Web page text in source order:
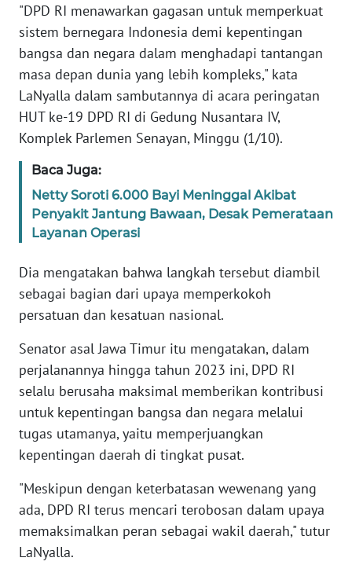
"DPD RI menawarkan gagasan untuk memperkuat
sistem bernegara Indonesia demi kepentingan
bangsa dan negara dalam menghadapi tantangan
masa depan dunia yang lebih kompleks," kata
LaNyalla dalam sambutannya di acara peringatan
HUT ke-19 DPD RI di Gedung Nusantara IV,
Komplek Parlemen Senayan, Minggu (1/10).
Baca Juga:
Netty Soroti 6.000 Bayi Meninggal Akibat
Penyakit Jantung Bawaan, Desak Pemerataan
Layanan Operasi
Dia mengatakan bahwa langkah tersebut diambil
sebagai bagian dari upaya memperkokoh
persatuan dan kesatuan nasional.
Senator asal Jawa Timur itu mengatakan, dalam
perjalanannya hingga tahun 2023 ini, DPD RI
selalu berusaha maksimal memberikan kontribusi
untuk kepentingan bangsa dan negara melalui
tugas utamanya, yaitu memperjuangkan
kepentingan daerah di tingkat pusat.
"Meskipun dengan keterbatasan wewenang yang
ada, DPD RI terus mencari terobosan dalam upaya
memaksimalkan peran sebagai wakil daerah," tutur
LaNyalla.
IKLAN
TENTANG
KAMI
PEDOMAN
MEDIA
SIBER
REDAKSI
KARIR
DISCLAIMER
Wahana
News
Regional
WN
SUMUT
WN
JAKARTA
JABAR
WN